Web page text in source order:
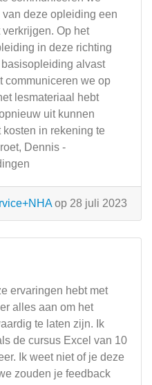
deze opleiding een
Op het
in deze richting
alvast
communiceren we op
lesmateriaal hebt
uit kunnen
in rekening te
Dennis -
op 28 juli 2023
ervaringen hebt met
alles aan om het
te laten zijn. Ik
de cursus Excel van 10
Ik weet niet of je deze
zouden je feedback